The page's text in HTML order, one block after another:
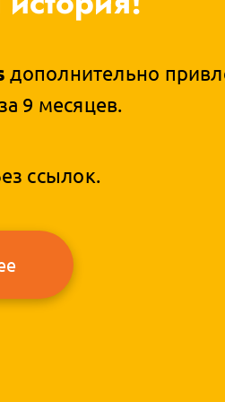
дополнительно
9 месяцев.
ссылок.